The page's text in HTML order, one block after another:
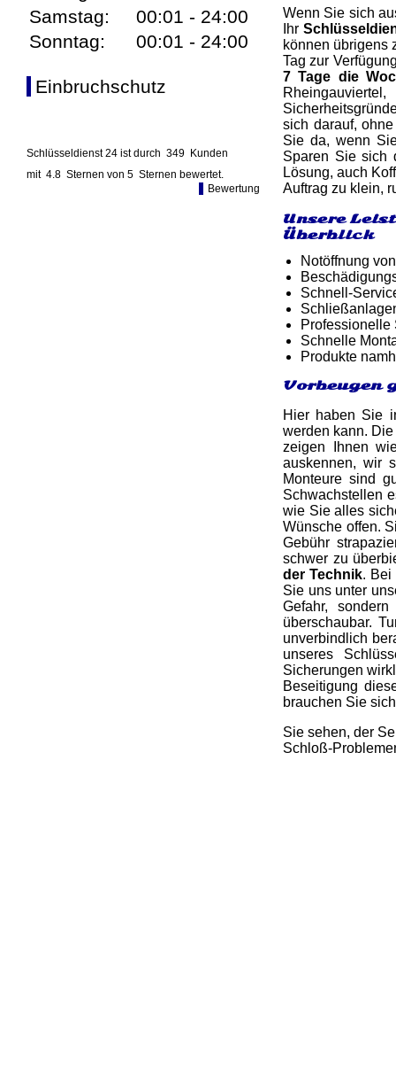
Samstag:
00:01 - 24:00
Sonntag:
00:01 - 24:00
Einbruchschutz
Schlüsseldienst 24 ist durch 349 Kunden
mit 4.8 Sternen von 5 Sternen bewertet.
Bewertung
Wenn Sie sich
Ihr
können übrigens
Tag zur
7 Tage die
sich darauf,
Sie da, wenn
Sparen Sie sich
Lösung, auch
Auftrag zu klein,
Unsere
Überblick
Notöffnung
Schnell-
Professionelle
Schnelle
Produkte
Vorbeugen
Hier haben Sie
werden kann.
zeigen Ihnen
auskennen, wir
Monteure sind
Schwachstellen
wie Sie alles
Wünsche offen.
Gebühr
schwer zu
der Technik. Bei
Sie uns unter
Gefahr,
überschaubar.
unverbindlich
unseres
Sicherungen
Beseitigung
brauchen Sie
Sie sehen, der
Schloß-